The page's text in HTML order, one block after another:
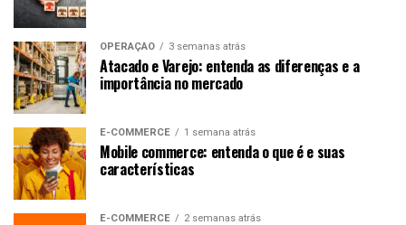
OPERAÇÃO 3 semanas atrás
Atacado e Varejo: entenda as diferenças e a
importância no mercado
E-COMMERCE 1 semana atrás
Mobile commerce: entenda o que é e suas
características
E-COMMERCE 2 semanas atrás